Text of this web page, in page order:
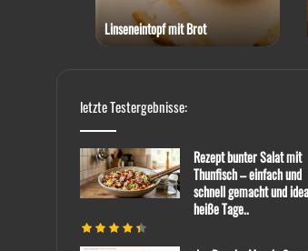
Linseneintopf mit Brot
letzte Testergebnisse:
Rezept bunter Salat mit
Thunfisch – einfach und
schnell gemacht und
heiße Tage..